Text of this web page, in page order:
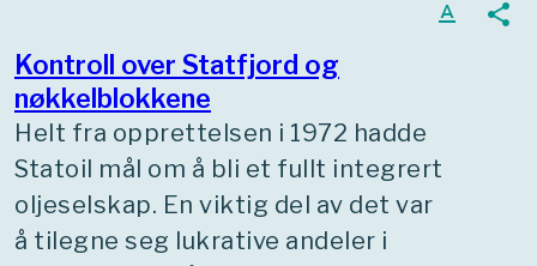
Kontroll over Statfjord og
nøkkelblokkene
text_format share
Helt fra opprettelsen i 1972 hadde
Statoil mål om å bli et fullt integrert
oljeselskap. En viktig del av det var
å tilegne seg lukrative andeler i